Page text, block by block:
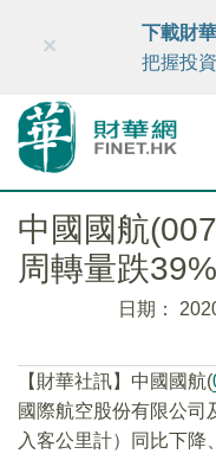
財華智庫網
×
下載財
把握投
中國國航
周轉量跌39%
日期：
【財華社訊】中國國航(
國際航空股份有限公司
入客公里計）同比下降